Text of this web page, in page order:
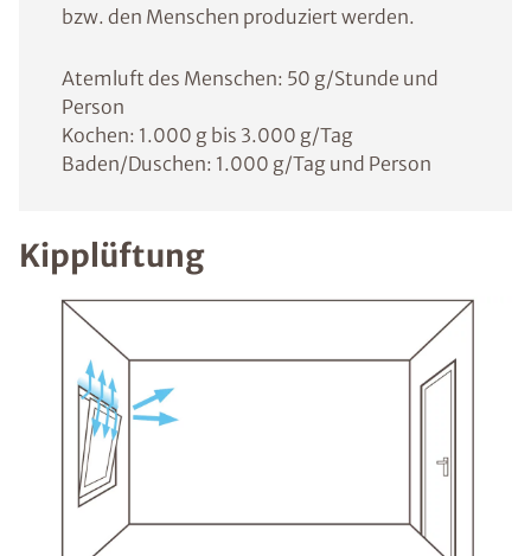
bzw. den Menschen produziert werden.
Atemluft des Menschen: 50 g/Stunde und
Person
Kochen: 1.000 g bis 3.000 g/Tag
Baden/Duschen: 1.000 g/Tag und Person
Kipplüftung